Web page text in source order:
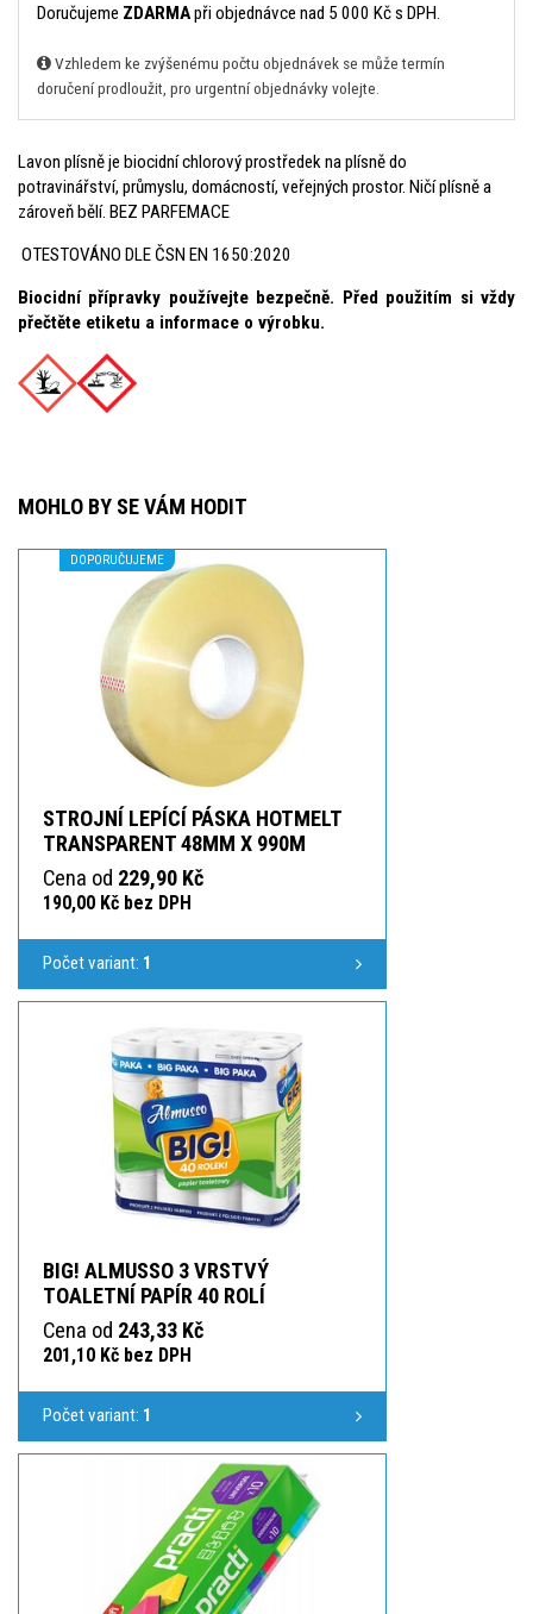
Doručujeme ZDARMApři objednávce nad 5 000 Kč s DPH.
Vzhledem ke zvýšenému počtu objednávek se může termín
doručení prodloužit, pro urgentní objednávky volejte.
Lavon plísně je biocidní chlorový prostředek na plísně do
potravinářství, průmyslu, domácností, veřejných prostor. Ničí plísně a
zároveň bělí. BEZ PARFEMACE
OTESTOVÁNO DLE ČSN EN 1650:2020
Biocidní přípravky používejte bezpečně. Před použitím si vždy
přečtěte etiketu a informace o výrobku.
MOHLO BY SE VÁM HODIT
DOPORUČUJEME
STROJNÍ LEPÍCÍ PÁSKA HOTMELT
TRANSPARENT 48MM X 990M
Cena od 229,90 Kč
190,00 Kč bez DPH
Počet variant: 1
BIG! ALMUSSO 3 VRSTVÝ
TOALETNÍ PAPÍR 40 ROLÍ
Cena od 243,33 Kč
201,10 Kč bez DPH
Počet variant: 1